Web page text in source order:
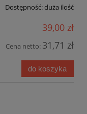
Dostępność:duża ilość
39,00 zł
Cena netto: 31,71 zł
do koszyka